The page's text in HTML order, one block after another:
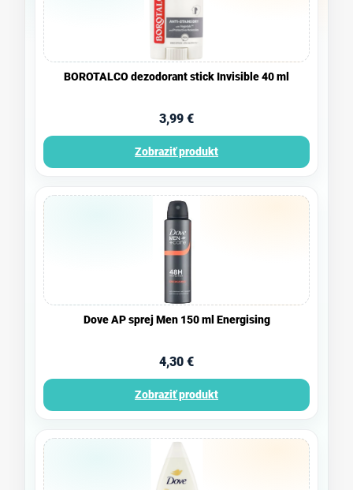
BOROTALCO dezodorant stick Invisible 40 ml
3,99 €
Zobraziť produkt
Dove AP sprej Men 150 ml Energising
4,30 €
Zobraziť produkt